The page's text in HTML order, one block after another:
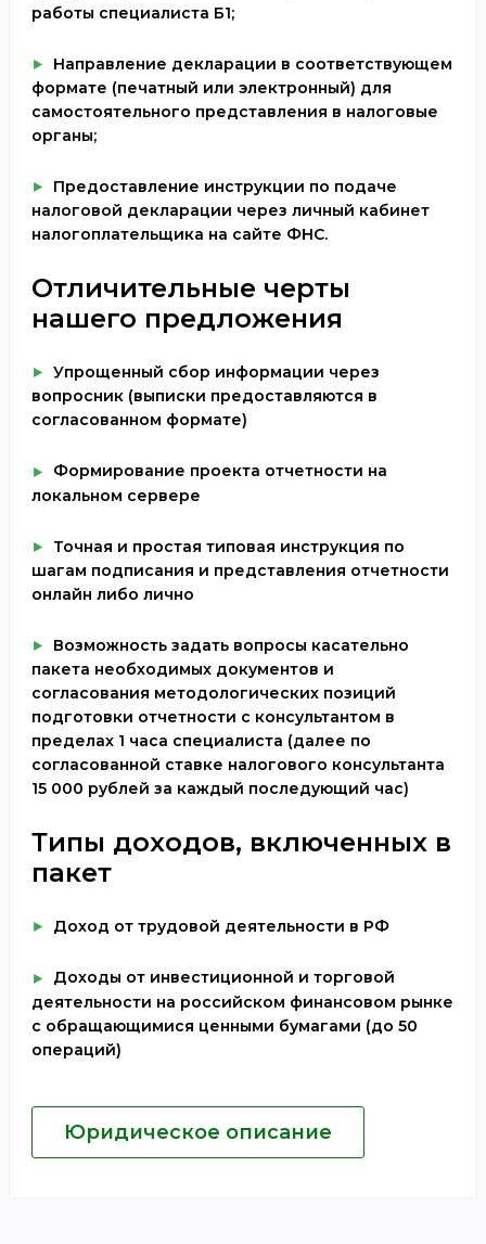
работы специалиста Б1;
Направление декларации в соответствующем
формате (печатный или электронный) для
самостоятельного представления в налоговые
органы;
Предоставление инструкции по подаче
налоговой декларации через личный кабинет
налогоплательщика на сайте ФНС.
Отличительные черты
нашего предложения
Упрощенный сбор информации через
вопросник (выписки предоставляются в
согласованном формате)
Формирование проекта отчетности на
локальном сервере
Точная и простая типовая инструкция по
шагам подписания и представления отчетности
онлайн либо лично
Возможность задать вопросы касательно
пакета необходимых документов и
согласования методологических позиций
подготовки отчетности с консультантом в
пределах 1 часа специалиста (далее по
согласованной ставке налогового консультанта
15 000 рублей за каждый последующий час)
Типы доходов, включенных в
пакет
Доход от трудовой деятельности в РФ
Доходы от инвестиционной и торговой
деятельности на российском финансовом рынке
с обращающимися ценными бумагами (до 50
операций)
Юридическое описание